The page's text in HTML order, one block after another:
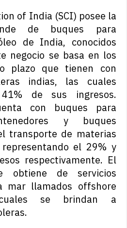
of India (SCI) posee la
de buques para
de India, conocidos
negocio se basa en los
plazo que tienen con
indias, las cuales
de sus ingresos.
con buques para
y buques
transporte de materias
el 29% y
respectivamente. El
obtiene de servicios
mar llamados offshore
se brindan a